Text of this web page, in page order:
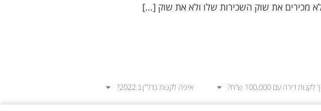
מכירים את שוק השכירות שלו ולא את שוק […]
לקנות דירה עם 100,000 ש"ח? איפה לקנות נדל"ן ב 2022?